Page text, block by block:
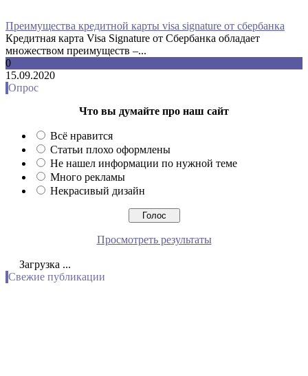
Преимущества кредитной карты visa signature от сбербанка
Кредитная карта Visa Signature от Сбербанка обладает
множеством преимуществ –...
0
15.09.2020
Опрос
Что вы думайте про наш сайт
Всё нравится
Статьи плохо оформлены
Не нашел информации по нужной теме
Много рекламы
Некрасивый дизайн
Просмотреть результаты
Загрузка ...
Свежие публикации